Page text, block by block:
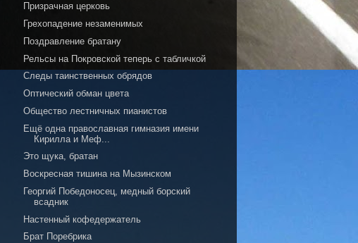
Призрачная церковь
Грехопадение незаменимых
Поздравление братану
Рельсы на Покровской теперь с табличкой
Следы таинственных обрядов
Оптический обман цвета
Общество лестничных пианистов
Ещё одна православная гимназия имени
Кирилла и Меф...
Это щука, братан
Воскресная тишина на Мызинском
Георгий Победоносец, медный борский
всадник
Настенный кофедержатель
Брат Поребрика